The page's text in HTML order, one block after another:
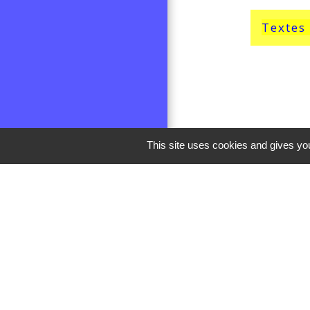
Textes
This site uses cookies and gives